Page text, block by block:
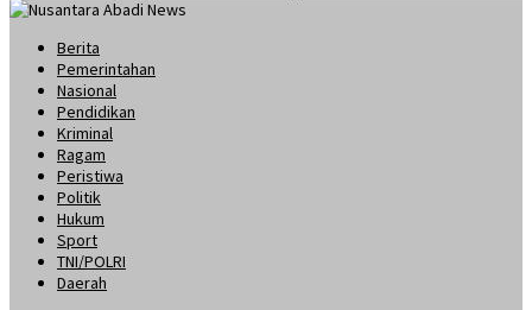
Berita
Pemerintahan
Nasional
Pendidikan
Kriminal
Ragam
Peristiwa
Politik
Hukum
Sport
TNI/POLRI
Daerah